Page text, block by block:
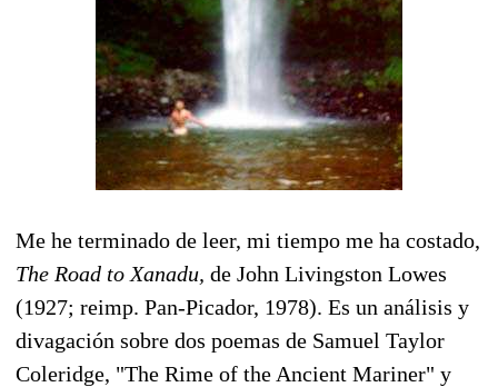
Me he terminado de leer, mi tiempo me ha costado,
The Road to Xanadu, de John Livingston Lowes
(1927; reimp. Pan-Picador, 1978). Es un análisis y
divagación sobre dos poemas de Samuel Taylor
Coleridge, "The Rime of the Ancient Mariner" y